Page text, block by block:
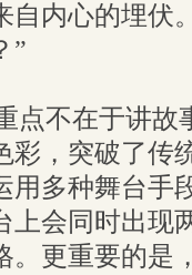
自内心的埋伏
”
点不在于讲故
彩，突破了传
用多种舞台手
上会同时出现
。更重要的是